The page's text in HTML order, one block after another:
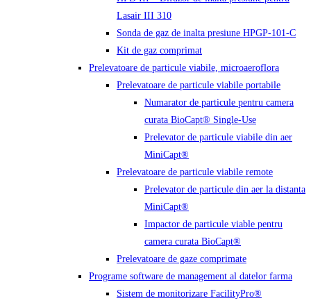
Lasair III 310
Sonda de gaz de inalta presiune HPGP-101-C
Kit de gaz comprimat
Prelevatoare de particule viabile, microaeroflora
Prelevatoare de particule viabile portabile
Numarator de particule pentru camera
curata BioCapt® Single-Use
Prelevator de particule viabile din aer
MiniCapt®
Prelevatoare de particule viabile remote
Prelevator de particule din aer la distanta
MiniCapt®
Impactor de particule viable pentru
camera curata BioCapt®
Prelevatoare de gaze comprimate
Programe software de management al datelor farma
Sistem de monitorizare FacilityPro®